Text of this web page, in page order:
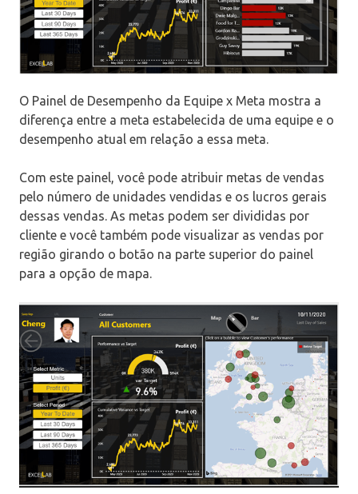
O Painel de Desempenho da Equipe x Meta mostra a
diferença entre a meta estabelecida de uma equipe e o
desempenho atual em relação a essa meta.
Com este painel, você pode atribuir metas de vendas
pelo número de unidades vendidas e os lucros gerais
dessas vendas. As metas podem ser divididas por
cliente e você também pode visualizar as vendas por
região girando o botão na parte superior do painel
para a opção de mapa.